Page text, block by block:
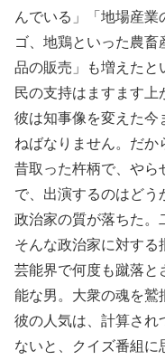
んでいる」「地場産
ゴ、地鶏といった農
品の販売」も増えたと
民の支持はますます上
彼は知事像を変えた今
ねばなりません。だか
昔取った杵柄で、やら
で、出演するのはどう
政治家の質が落ちた。
そんな政治家に対する
芸能界で何度も蹴落と
能な男。大衆の魂を鷲
彼の人気は、計算され
ないと、クイズ番組に